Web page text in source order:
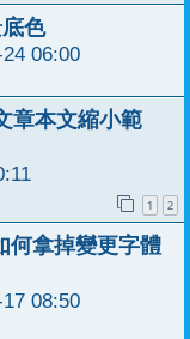
色
06:00
章本文縮小範
1 2
何拿掉變更字體
08:50